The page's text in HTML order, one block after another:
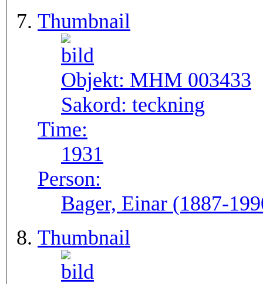
Thumbnail
Objekt: MHM 003433
Sakord: teckning
Time:
1931
Person:
Bager, Einar (1887-
Thumbnail